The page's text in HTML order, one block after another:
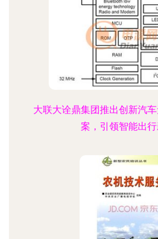
大联大诠鼎集团推出创新汽
案，引领智能出